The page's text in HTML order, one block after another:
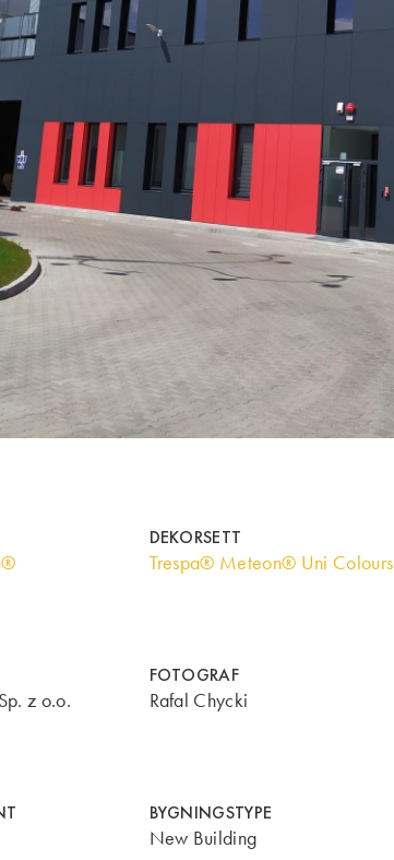
DEKORSETT
Trespa® Meteon® Uni Colours
z o.o.
FOTOGRAF
Rafal Chycki
BYGNINGSTYPE
New Building